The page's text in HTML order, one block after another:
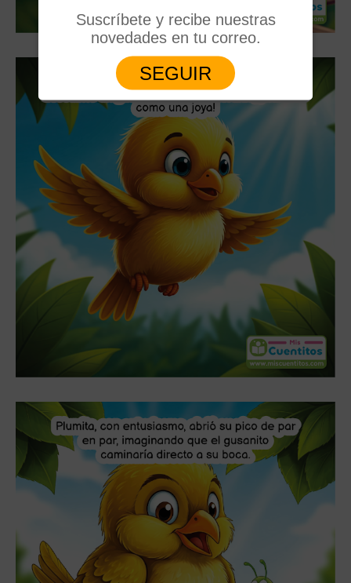
Suscríbete y recibe nuestras
novedades en tu correo.
SEGUIR